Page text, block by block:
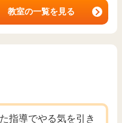
教室の一覧を見る
指導でやる気を引き